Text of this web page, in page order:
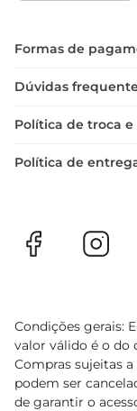
Formas de
Dúvidas
Política de troca
Política de
Condições gerais:
valor válido é o do
Compras sujeitas
podem ser
de garantir o